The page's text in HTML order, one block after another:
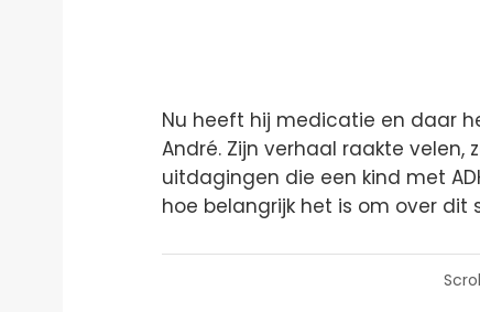
Nu heeft hij medicatie en daar
André. Zijn verhaal raakte velen,
uitdagingen die een kind met
hoe belangrijk het is om over dit